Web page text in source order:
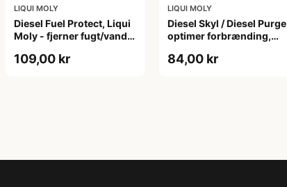
LIQUI MOLY
Diesel Fuel Protect, Liqui
Moly - fjerner fugt/vand
109,00 kr
LIQUI MOLY
Diesel Skyl / Diesel Purge
optimer forbrænding,
84,00 kr